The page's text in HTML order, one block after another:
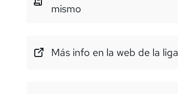
mismo
Más info en la web de la liga